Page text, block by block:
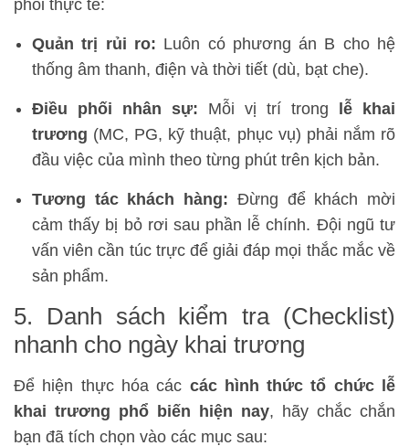
phối thực tế:
Quản trị rủi ro: Luôn có phương án B cho hệ
thống âm thanh, điện và thời tiết (dù, bạt che).
Điều phối nhân sự: Mỗi vị trí trong
lễ khai
trương (MC, PG, kỹ thuật, phục vụ) phải nắm rõ
đầu việc của mình theo từng phút trên kịch bản.
Tương tác khách hàng: Đừng để khách mời
cảm thấy bị bỏ rơi sau phần lễ chính. Đội ngũ tư
vấn viên cần túc trực để giải đáp mọi thắc mắc về
sản phẩm.
5. Danh sách kiểm tra (Checklist)
nhanh cho ngày khai trương
Để hiện thực hóa các các hình thức tổ chức lễ
khai trương phổ biến hiện nay, hãy chắc chắn
bạn đã tích chọn vào các mục sau: